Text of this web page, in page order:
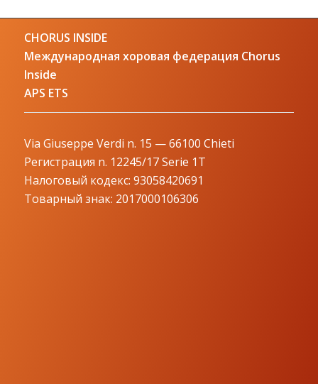
CHORUS INSIDE
Международная хоровая федерация Chorus
Inside
APS ETS
Via Giuseppe Verdi n. 15 — 66100 Chieti
Регистрация n. 12245/17 Serie 1T
Налоговый кодекс: 93058420691
Товарный знак: 2017000106306